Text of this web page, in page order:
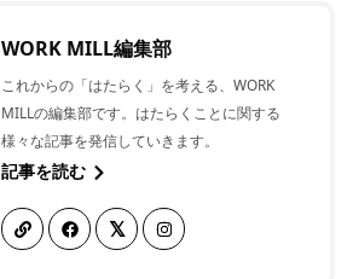
WORK MILL編集部
これからの「はたらく」を考える、WORK
MILLの編集部です。はたらくことに関する
様々な記事を発信していきます。
記事を読む